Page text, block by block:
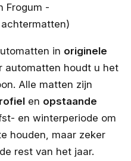
Frogum -
in originele
automatten houdt u het
Alle matten zijn
en opstaande
en winterperiode om
houden, maar zeker
rest van het jaar.